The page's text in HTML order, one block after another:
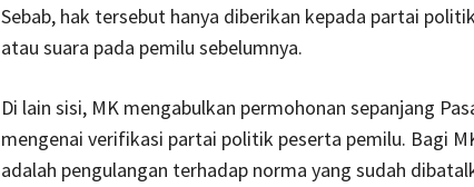
Sebab, hak tersebut hanya diberikan kepada partai
atau suara pada pemilu sebelumnya.
Di lain sisi, MK mengabulkan permohonan sepanjang
mengenai verifikasi partai politik peserta pemilu. Bagi
adalah pengulangan terhadap norma yang sudah